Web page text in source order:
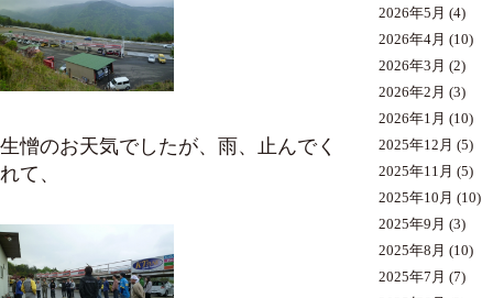
生憎のお天気でしたが、雨、止んでく
れて、
2026年5月 (4)
2026年4月 (10)
2026年3月 (2)
2026年2月 (3)
2026年1月 (10)
2025年12月 (5)
2025年11月 (5)
2025年10月 (10)
2025年9月 (3)
2025年8月 (10)
2025年7月 (7)